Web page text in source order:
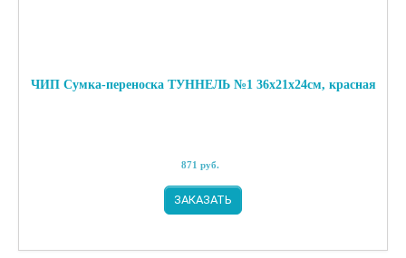
ЧИП Сумка-переноска ТУННЕЛЬ №1 36х21х24см, красная
871 руб.
ЗАКАЗАТЬ